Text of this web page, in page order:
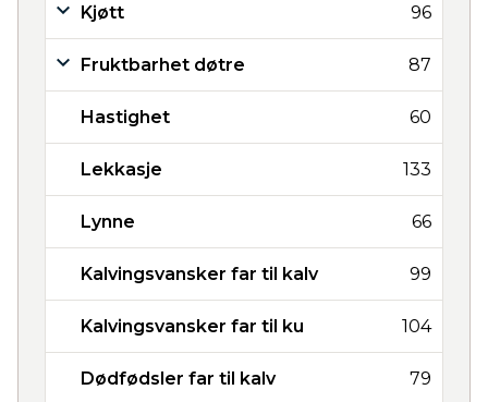
Kjøtt 96
Fruktbarhet døtre 87
Hastighet 60
Lekkasje 133
Lynne 66
Kalvingsvansker far til kalv 99
Kalvingsvansker far til ku 104
Dødfødsler far til kalv 79